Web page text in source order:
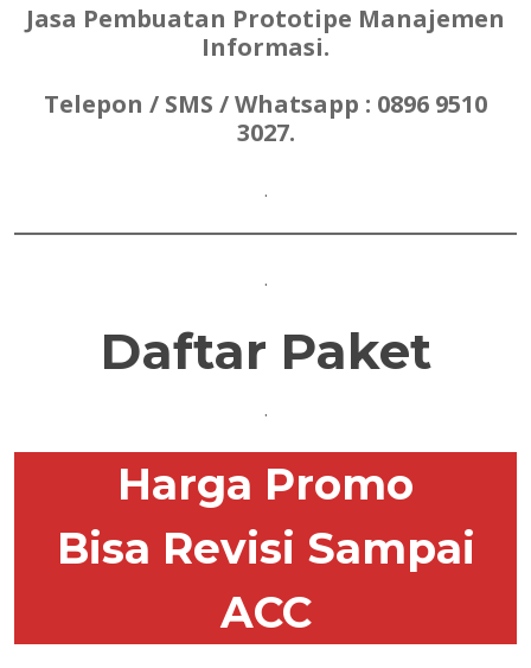
Jasa Pembuatan Prototipe Manajemen
Informasi.
Telepon / SMS / Whatsapp : 0896 9510
3027.
.
.
Daftar Paket
.
Harga Promo
Bisa Revisi Sampai
ACC